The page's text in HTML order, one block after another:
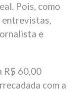
Pois, como
entrevistas,
e
R$ 60,00
com a